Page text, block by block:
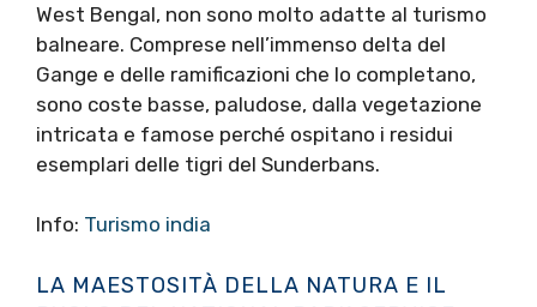
West Bengal, non sono molto adatte al turismo
balneare. Comprese nell’immenso delta del
Gange e delle ramificazioni che lo completano,
sono coste basse, paludose, dalla vegetazione
intricata e famose perché ospitano i residui
esemplari delle tigri del Sunderbans.
Info: Turismo india
LA MAESTOSITÀ DELLA NATURA E IL